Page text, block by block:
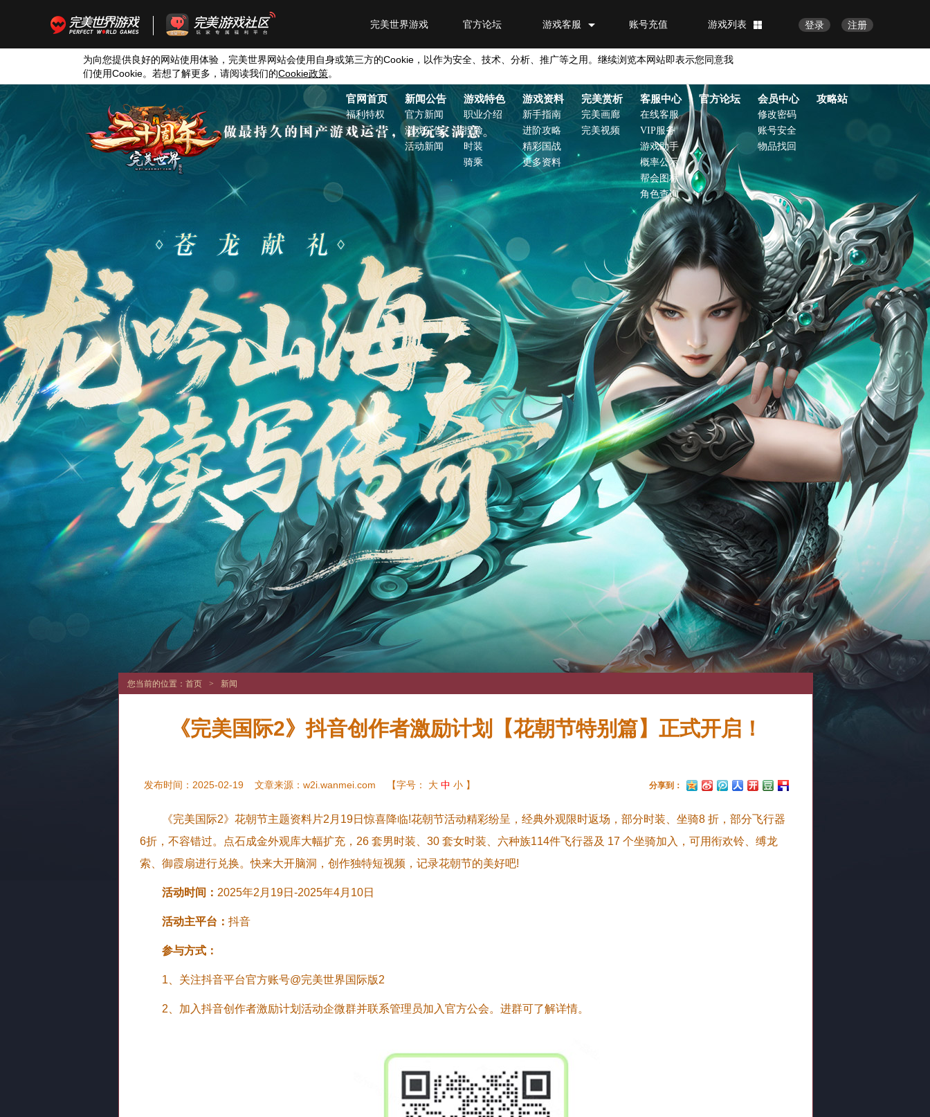
注册
登录
游戏列表
账号充值
游戏客服
官方论坛
完美世界游戏
为向您提供良好的网站使用体验，完美世界网站会使用自身或第三方的Cookie ，以作为安全、技术、分析、推广等之用。继续浏览本网站即表示您同意我
们使用Cookie。若想了解更多，请阅读我们的Cookie政策。
官网首页
福利特权
新闻公告
官方新闻
游戏公告
活动新闻
游戏特色
职业介绍
捏脸
时装
骑乘
游戏资料
新手指南
进阶攻略
精彩国战
更多资料
完美赏析
完美画廊
完美视频
客服中心
在线客服
VIP服务
游戏助手
概率公示
帮会图标
角色查询
官方论坛 会员中心
修改密码
账号安全
物品找回
攻略站
您当前的位置： 首页 > 新闻
《完美国际2》抖音创作者激励计划【花朝节特别篇】正式开启！
分享到：
发布时间：2025-02-19 文章来源： w2i.wanmei.com 【字号： 大 中 小 】
《完美国际2》花朝节主题资料片2月19日惊喜降临!花朝节活动精彩纷呈，经典外观限时返场，部分时装、坐骑8 折，部分飞行器
6折，不容错过。点石成金外观库大幅扩充，26 套男时装、30 套女时装、六种族114件飞行器及 17 个坐骑加入，可用衔欢铃、缚龙
索、御霞扇进行兑换。快来大开脑洞，创作独特短视频，记录花朝节的美好吧!
活动时间： 2025年2月19日-2025年4月10日
活动主平台： 抖音
参与方式：
1、关注抖音平台官方账号@完美世界国际版2
2、加入抖音创作者激励计划活动企微群并联系管理员加入官方公会。进群可了解详情。